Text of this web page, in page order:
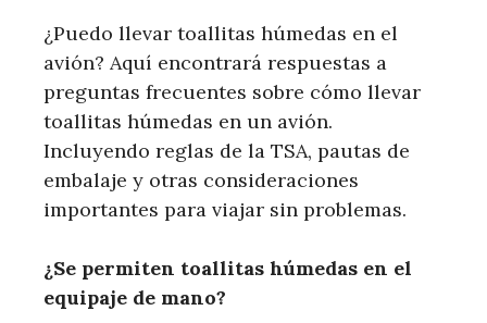
¿Puedo llevar toallitas húmedas en el
avión? Aquí encontrará respuestas a
preguntas frecuentes sobre cómo llevar
toallitas húmedas en un avión.
Incluyendo reglas de la TSA, pautas de
embalaje y otras consideraciones
importantes para viajar sin problemas.
¿Se permiten toallitas húmedas en el
equipaje de mano?